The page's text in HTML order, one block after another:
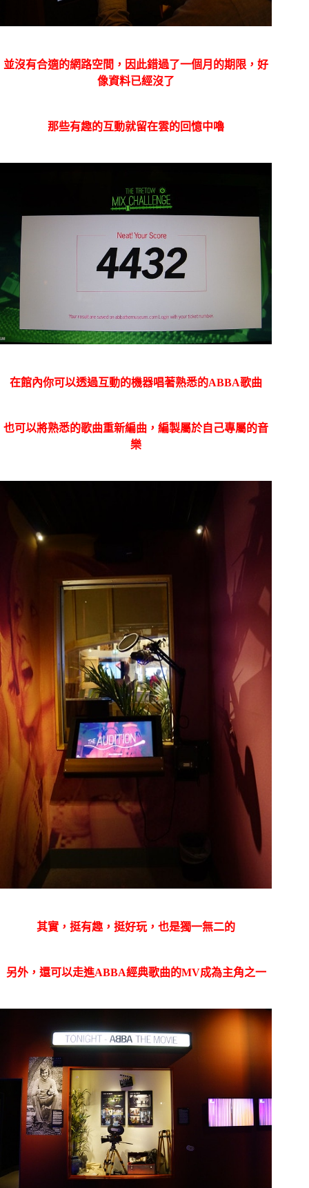
並沒有合適的網路空間，因此錯過了一個月的期限，好
像資料已經沒了
那些有趣的互動就留在雲的回憶中嚕
在館內你可以透過互動的機器唱著熟悉的ABBA歌曲
也可以將熟悉的歌曲重新編曲，編製屬於自己專屬的音
樂
其實，挺有趣，挺好玩，也是獨一無二的
另外，還可以走進ABBA經典歌曲的MV成為主角之一